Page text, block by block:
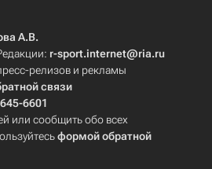
А.В.
r-sport.internet@ria.ru
релизов и рекламы
связи
6601
или сообщить обо всех
формой обратной